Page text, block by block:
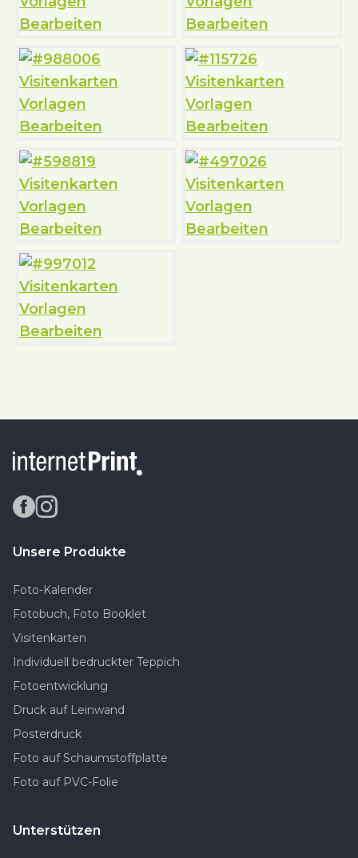
Unsere Produkte
Foto-Kalender
Fotobuch, Foto Booklet
Visitenkarten
Individuell bedruckter Teppich
Fotoentwicklung
Druck auf Leinwand
Posterdruck
Foto auf Schaumstoffplatte
Foto auf PVC-Folie
Unterstützen